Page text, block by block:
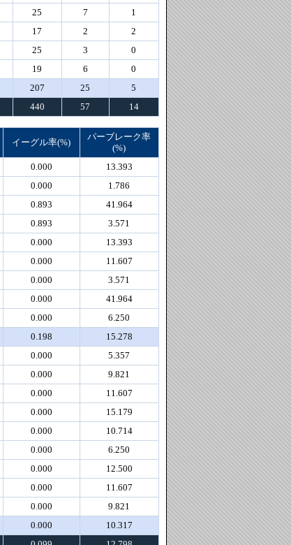
25 7
1
17 2
2
25 3
0
19 6
0
207 25
5
440 57 14
イーグル率(%)
パーブレーク率
(%)
0.000
13.393
0.000
1.786
0.893
41.964
0.893
3.571
0.000
13.393
0.000
11.607
0.000
3.571
0.000
41.964
0.000
6.250
0.198
15.278
0.000
5.357
0.000
9.821
0.000
11.607
0.000
15.179
0.000
10.714
0.000
6.250
0.000
12.500
0.000
11.607
0.000
9.821
0.000
10.317